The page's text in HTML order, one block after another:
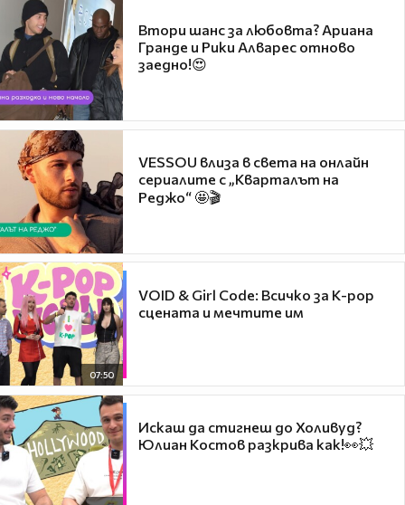
Втори шанс за любовта? Ариана
Гранде и Рики Алварес отново
заедно!😍
VESSOU влиза в света на онлайн
сериалите с „Кварталът на
Реджо“ 🤩🎬
07:50
VOID & Girl Code: Всичко за K-pop
сцената и мечтите им
Искаш да стигнеш до Холивуд?
Юлиан Костов разкрива как!👀💥